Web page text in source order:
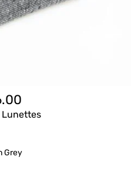
Lunettes
Grey